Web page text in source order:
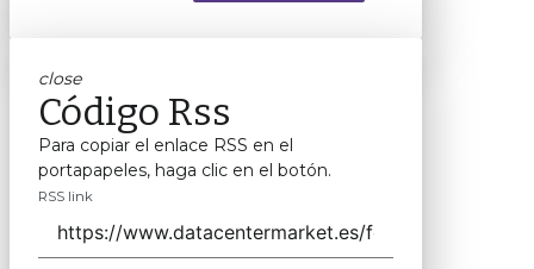
close
Código Rss
Para copiar el enlace RSS en el
portapapeles, haga clic en el botón.
RSS link